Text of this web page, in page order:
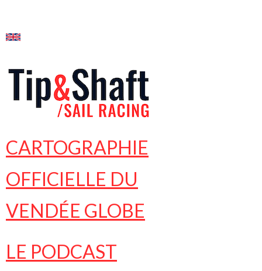
CARTOGRAPHIE
OFFICIELLE DU
VENDÉE GLOBE
LE PODCAST